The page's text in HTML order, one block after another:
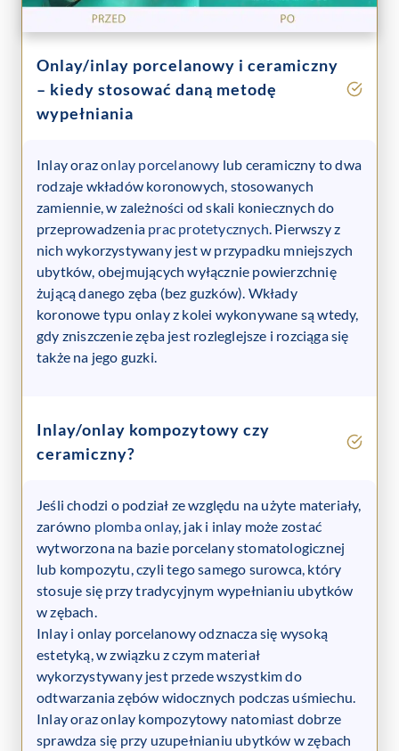
Onlay/inlay porcelanowy i ceramiczny
– kiedy stosować daną metodę
wypełniania
Inlay orazonlay porcelanowy lub ceramiczny to dwa
rodzaje wkładów koronowych, stosowanych
zamiennie, w zależności od skali koniecznych do
przeprowadzenia prac protetycznych. Pierwszy z
nich wykorzystywany jest w przypadku mniejszych
ubytków, obejmujących wyłącznie powierzchnię
żującą danego zęba (bez guzków). Wkłady
koronowe typu onlay z kolei wykonywane są wtedy,
gdy zniszczenie zęba jest rozleglejsze i rozciąga się
także na jego guzki.
Inlay/onlay kompozytowy czy
ceramiczny?
Jeśli chodzi o podział ze względu na użyte materiały,
zarówno plomba onlay, jak i inlay może zostać
wytworzona na bazie porcelany stomatologicznej
lub kompozytu, czyli tego samego surowca, który
stosuje się przy tradycyjnym wypełnianiu ubytków
w zębach.
Inlay i onlay porcelanowy odznacza się wysoką
estetyką, w związku z czym materiał
wykorzystywany jest przede wszystkim do
odtwarzania zębów widocznych podczas uśmiechu.
Inlay oraz onlay kompozytowy natomiast dobrze
sprawdza się przy uzupełnianiu ubytków w zębach